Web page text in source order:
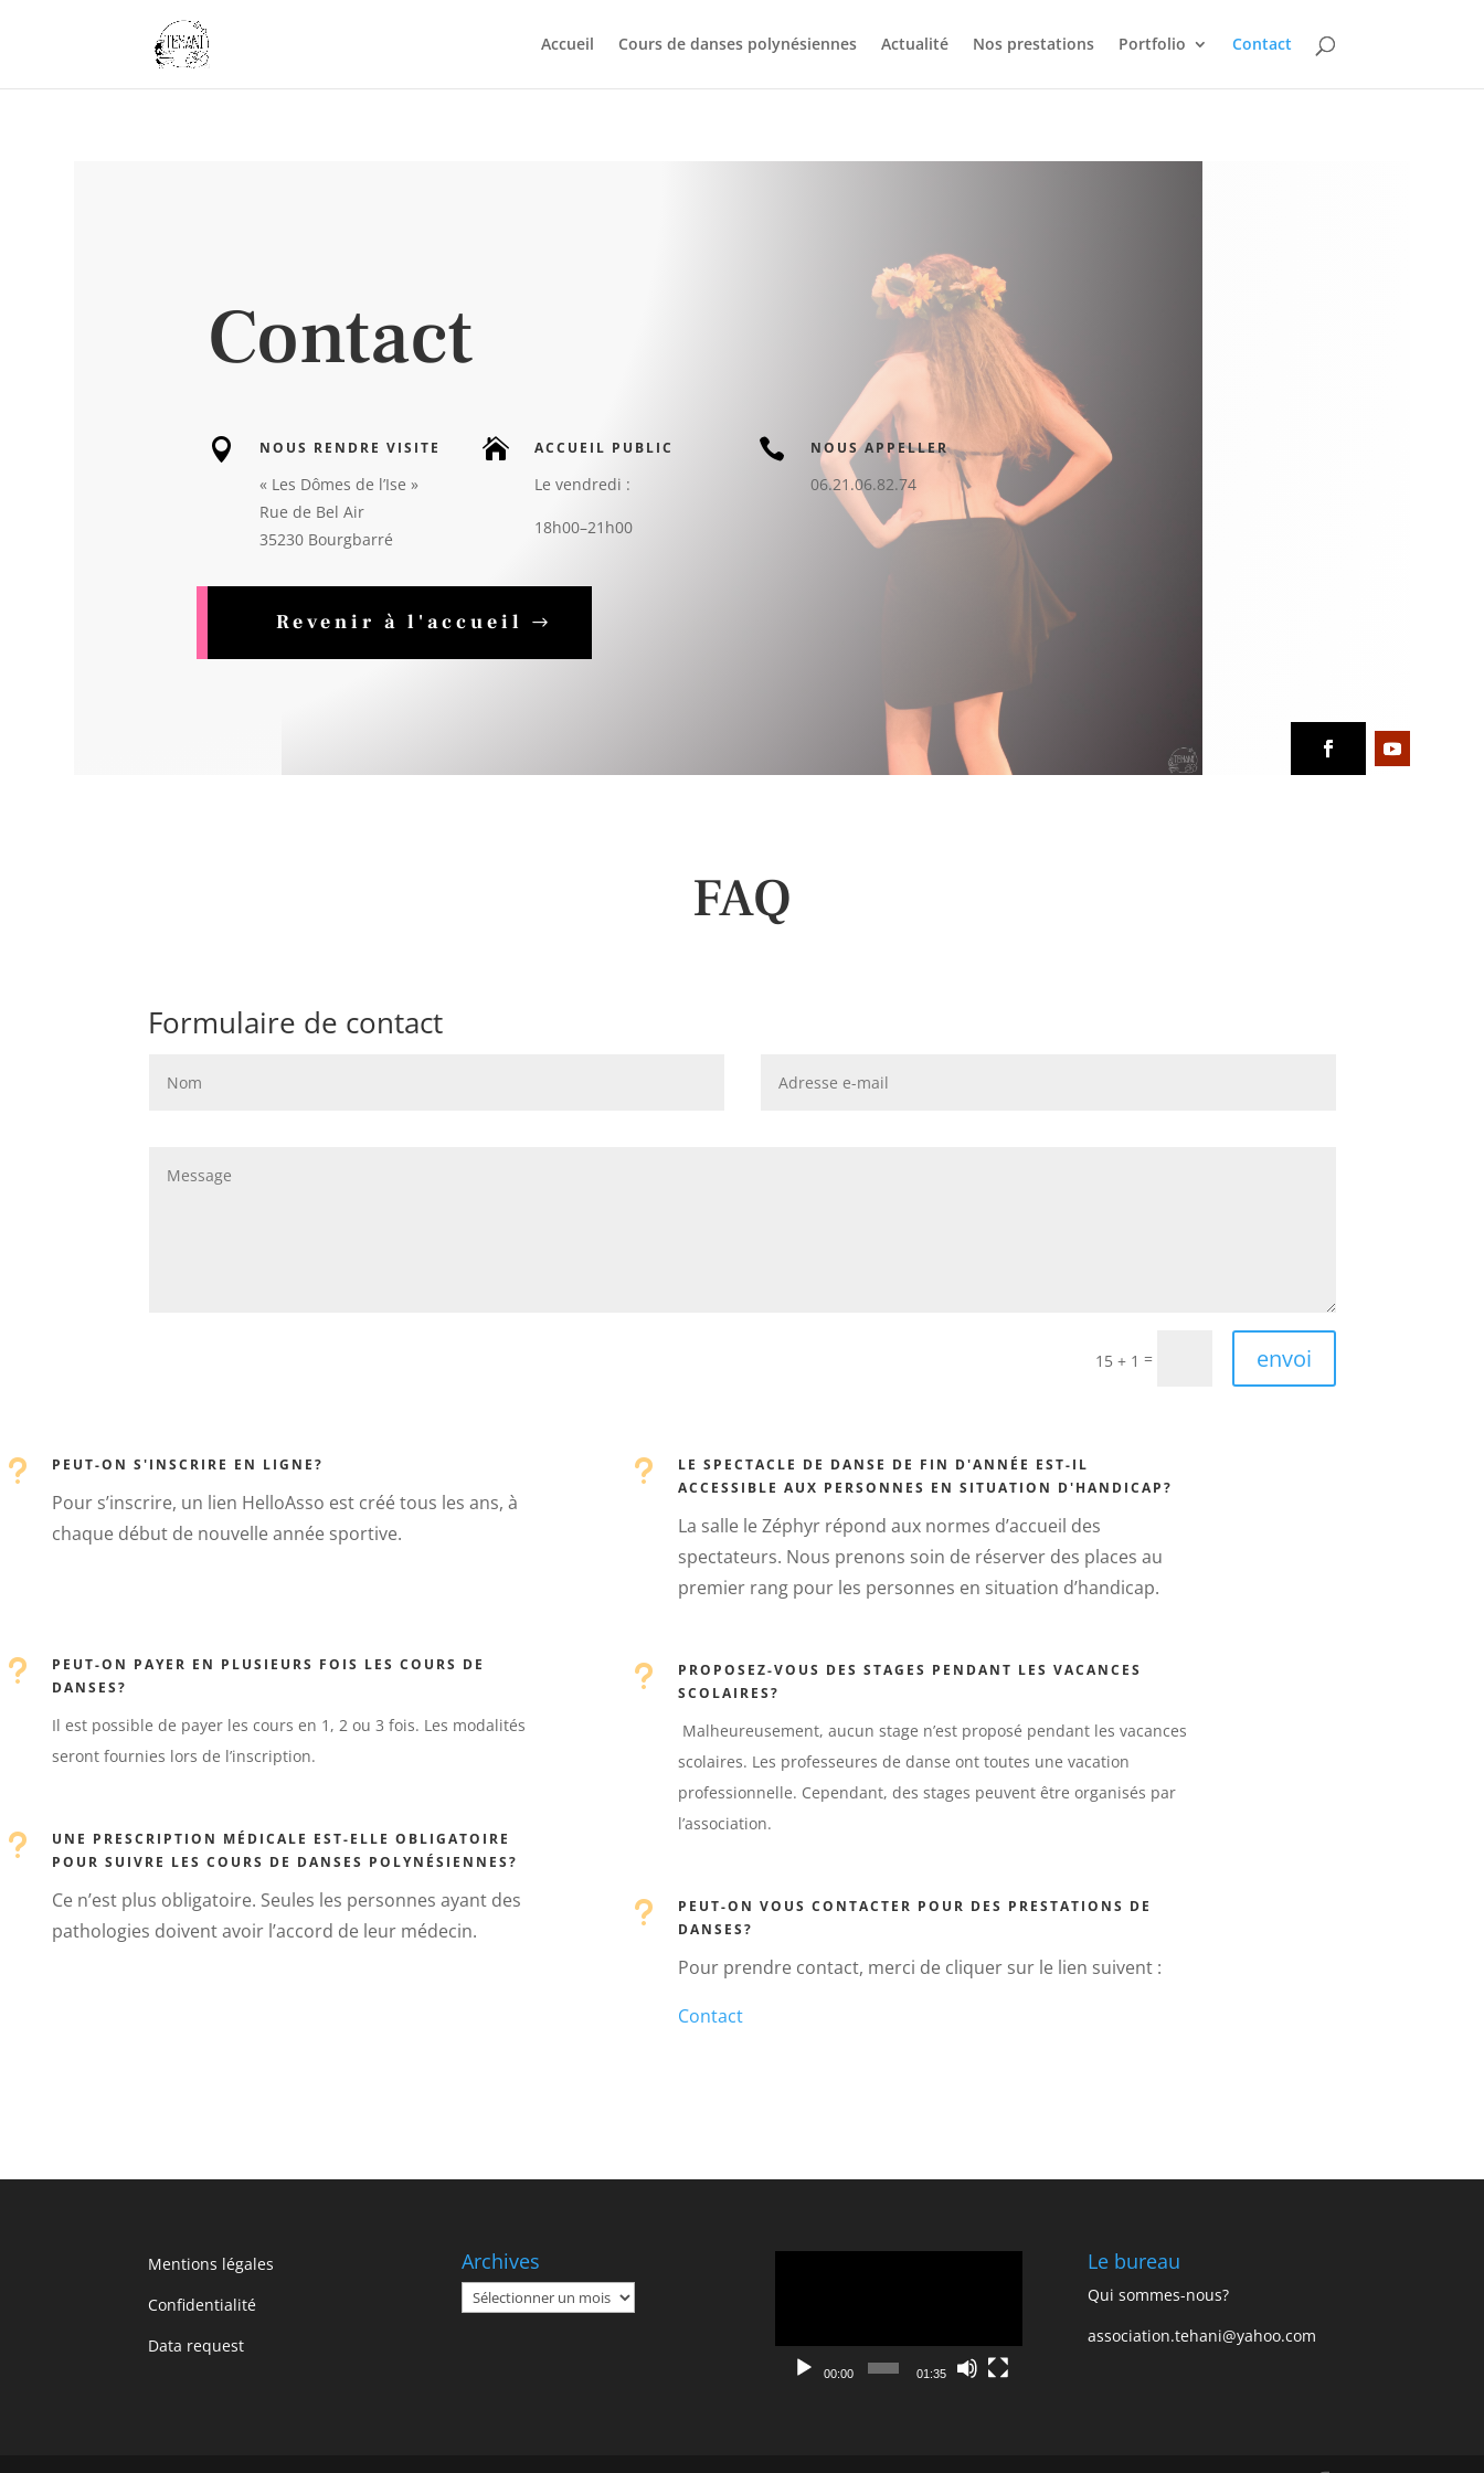
Accueil Cours de danses polynésiennes Actualité Nos prestations Portfolio Contact
Contact
 NOUS RENDRE VISITE
« Les Dômes de l’Ise »
Rue de Bel Air
35230 Bourgbarré
 ACCUEIL PUBLIC
Le vendredi :
18h00–21h00
 NOUS APPELLER
06.21.06.82.74
Revenir à l'accueil
FAQ
Formulaire de contact
15 + 1 = envoi
u PEUT-ON S'INSCRIRE EN LIGNE?
Pour s’inscrire, un lien HelloAsso est créé tous les ans, à
chaque début de nouvelle année sportive.
u
PEUT-ON PAYER EN PLUSIEURS FOIS LES COURS DE
DANSES?
Il est possible de payer les cours en 1, 2 ou 3 fois. Les modalités
seront fournies lors de l’inscription.
u
UNE PRESCRIPTION MÉDICALE EST-ELLE OBLIGATOIRE
POUR SUIVRE LES COURS DE DANSES POLYNÉSIENNES?
Ce n’est plus obligatoire. Seules les personnes ayant des
pathologies doivent avoir l’accord de leur médecin.
u
LE SPECTACLE DE DANSE DE FIN D'ANNÉE EST-IL
ACCESSIBLE AUX PERSONNES EN SITUATION D'HANDICAP?
La salle le Zéphyr répond aux normes d’accueil des
spectateurs. Nous prenons soin de réserver des places au
premier rang pour les personnes en situation d’handicap.
u
PROPOSEZ-VOUS DES STAGES PENDANT LES VACANCES
SCOLAIRES?
Malheureusement, aucun stage n’est proposé pendant les vacances
scolaires. Les professeures de danse ont toutes une vacation
professionnelle. Cependant, des stages peuvent être organisés par
l’association.
u
PEUT-ON VOUS CONTACTER POUR DES PRESTATIONS DE
DANSES?
Pour prendre contact, merci de cliquer sur le lien suivent :
Contact
Mentions légales
Confidentialité
Data request
Archives
Archives
00:00 01:35
Le bureau
Qui sommes-nous?
association.tehani@yahoo.com